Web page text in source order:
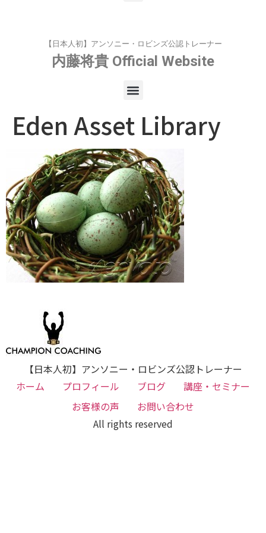
【日本人初】アンソニー・ロビンズ公認トレーナー
内藤将貴 Official Website
Eden Asset Library
【日本人初】アンソニー・ロビンズ公認トレーナー
ホーム
プロフィール ブログ
講座・セミナー
お客様の声
お問い合わせ
All rights reserved